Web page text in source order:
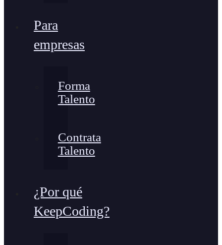
Para
empresas
Forma
Talento
Contrata
Talento
¿Por qué
KeepCoding?